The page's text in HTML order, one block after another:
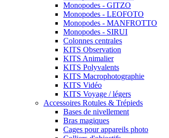
Monopodes - GITZO
Monopodes - LEOFOTO
Monopodes - MANFROTTO
Monopodes - SIRUI
Colonnes centrales
KITS Observation
KITS Animalier
KITS Polyvalents
KITS Macrophotographie
KITS Vidéo
KITS Voyage / légers
Accessoires Rotules & Trépieds
Bases de nivellement
Bras magiques
Cages pour appareils photo